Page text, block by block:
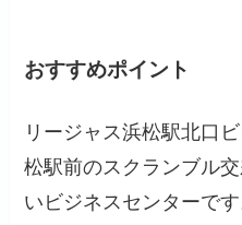
おすすめポイント
リージャス浜松駅北口
松駅前のスクランブル
いビジネスセンターで